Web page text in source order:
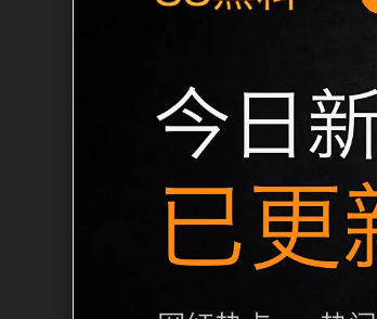
移动端搜索场景
2026黑料门最新事件 免费
描述、图片和站内推荐。
览。本页强调内容归集和
键词、栏目词和文章标题